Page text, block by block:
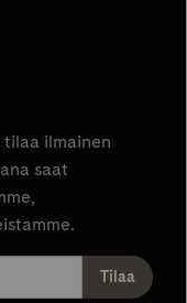
ilmainen
saat